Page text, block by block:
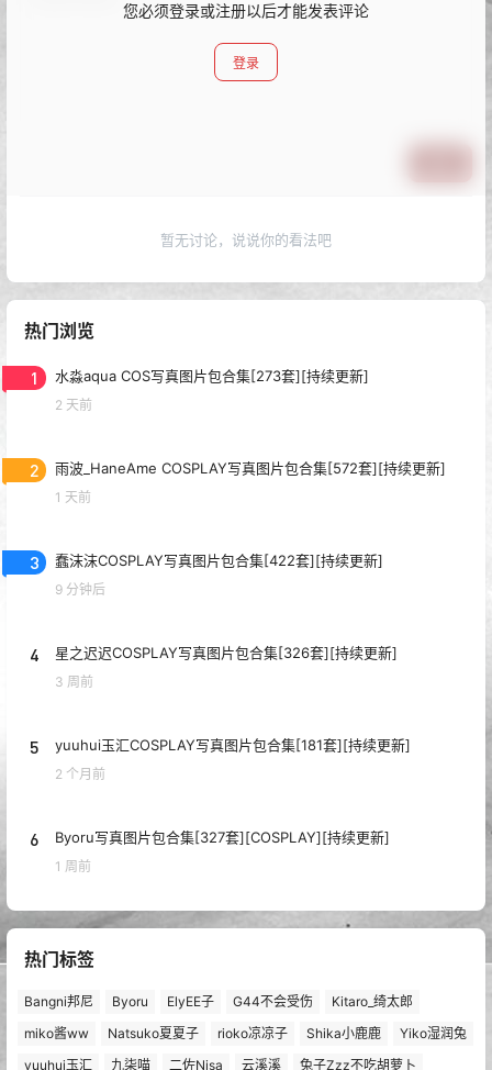
您必须登录或注册以后才能发表评论
登录
暂无讨论，说说你的看法吧
热门浏览
1 水淼aqua COS写真图片包合集[273套][持续更新]
2 天前
2 雨波_HaneAme COSPLAY写真图片包合集[572套][持续更新]
1 天前
3 蠢沫沫COSPLAY写真图片包合集[422套][持续更新]
9 分钟后
4 星之迟迟COSPLAY写真图片包合集[326套][持续更新]
3 周前
5 yuuhui玉汇COSPLAY写真图片包合集[181套][持续更新]
2 个月前
6 Byoru写真图片包合集[327套][COSPLAY][持续更新]
1 周前
热门标签
Bangni邦尼 Byoru ElyEE子 G44不会受伤
Kitaro_绮太郎
miko酱ww
Natsuko夏夏子 rioko凉凉子 Shika小鹿鹿
Yiko湿润兔
yuuhui玉汇
九柒喵 二佐Nisa 云溪溪 兔子Zzz不吃胡萝卜